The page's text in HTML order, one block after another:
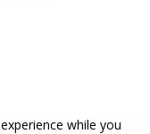
while you